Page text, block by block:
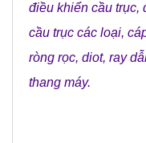
điều khiển cầu trục,
cầu trục các loại,
ròng rọc, diot, ray
thang máy.